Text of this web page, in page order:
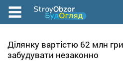
Перейти
до
вмісту
Ділянку вартістю 62 млн
забудувати незаконно